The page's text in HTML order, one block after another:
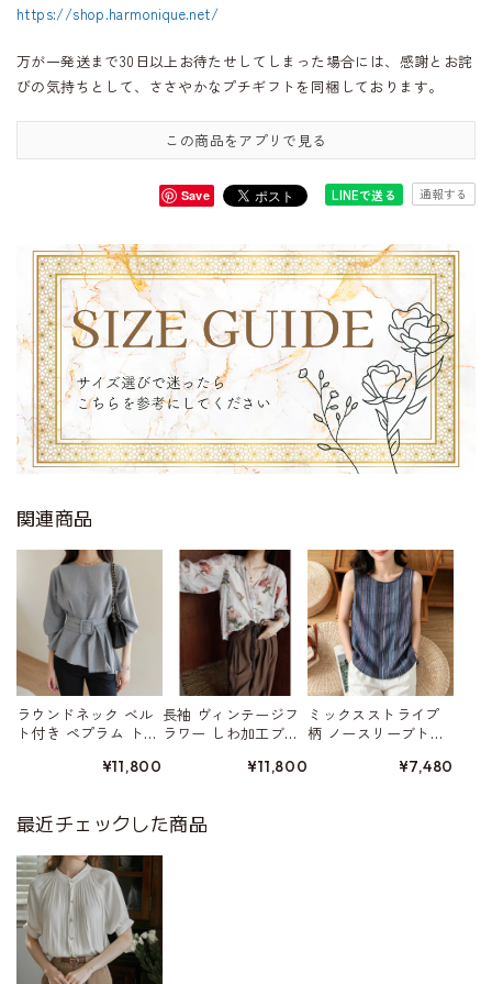
https://shop.harmonique.net/
万が一発送まで30日以上お待たせしてしまった場合には、感謝とお詫
びの気持ちとして、ささやかなプチギフトを同梱しております。
この商品をアプリで見る
Save LINEで送る 通報する
関連商品
ラウンドネック ベル
ト付き ペプラム トッ
¥11,800
長袖 ヴィンテージフ
ラワー しわ加工ブラ
¥11,800
ミックスストライプ
柄 ノースリーブトッ
¥7,480
最近チェックした商品